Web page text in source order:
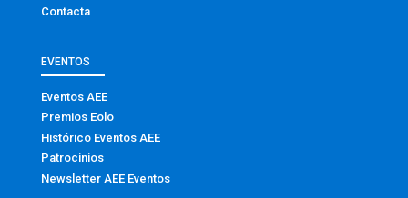
Contacta
EVENTOS
Eventos AEE
Premios Eolo
Histórico Eventos AEE
Patrocinios
Newsletter AEE Eventos